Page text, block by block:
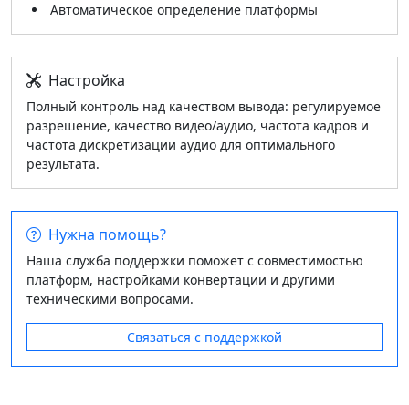
Автоматическое определение платформы
Настройка
Полный контроль над качеством вывода: регулируемое
разрешение, качество видео/аудио, частота кадров и
частота дискретизации аудио для оптимального
результата.
Нужна помощь?
Наша служба поддержки поможет с совместимостью
платформ, настройками конвертации и другими
техническими вопросами.
Связаться с поддержкой